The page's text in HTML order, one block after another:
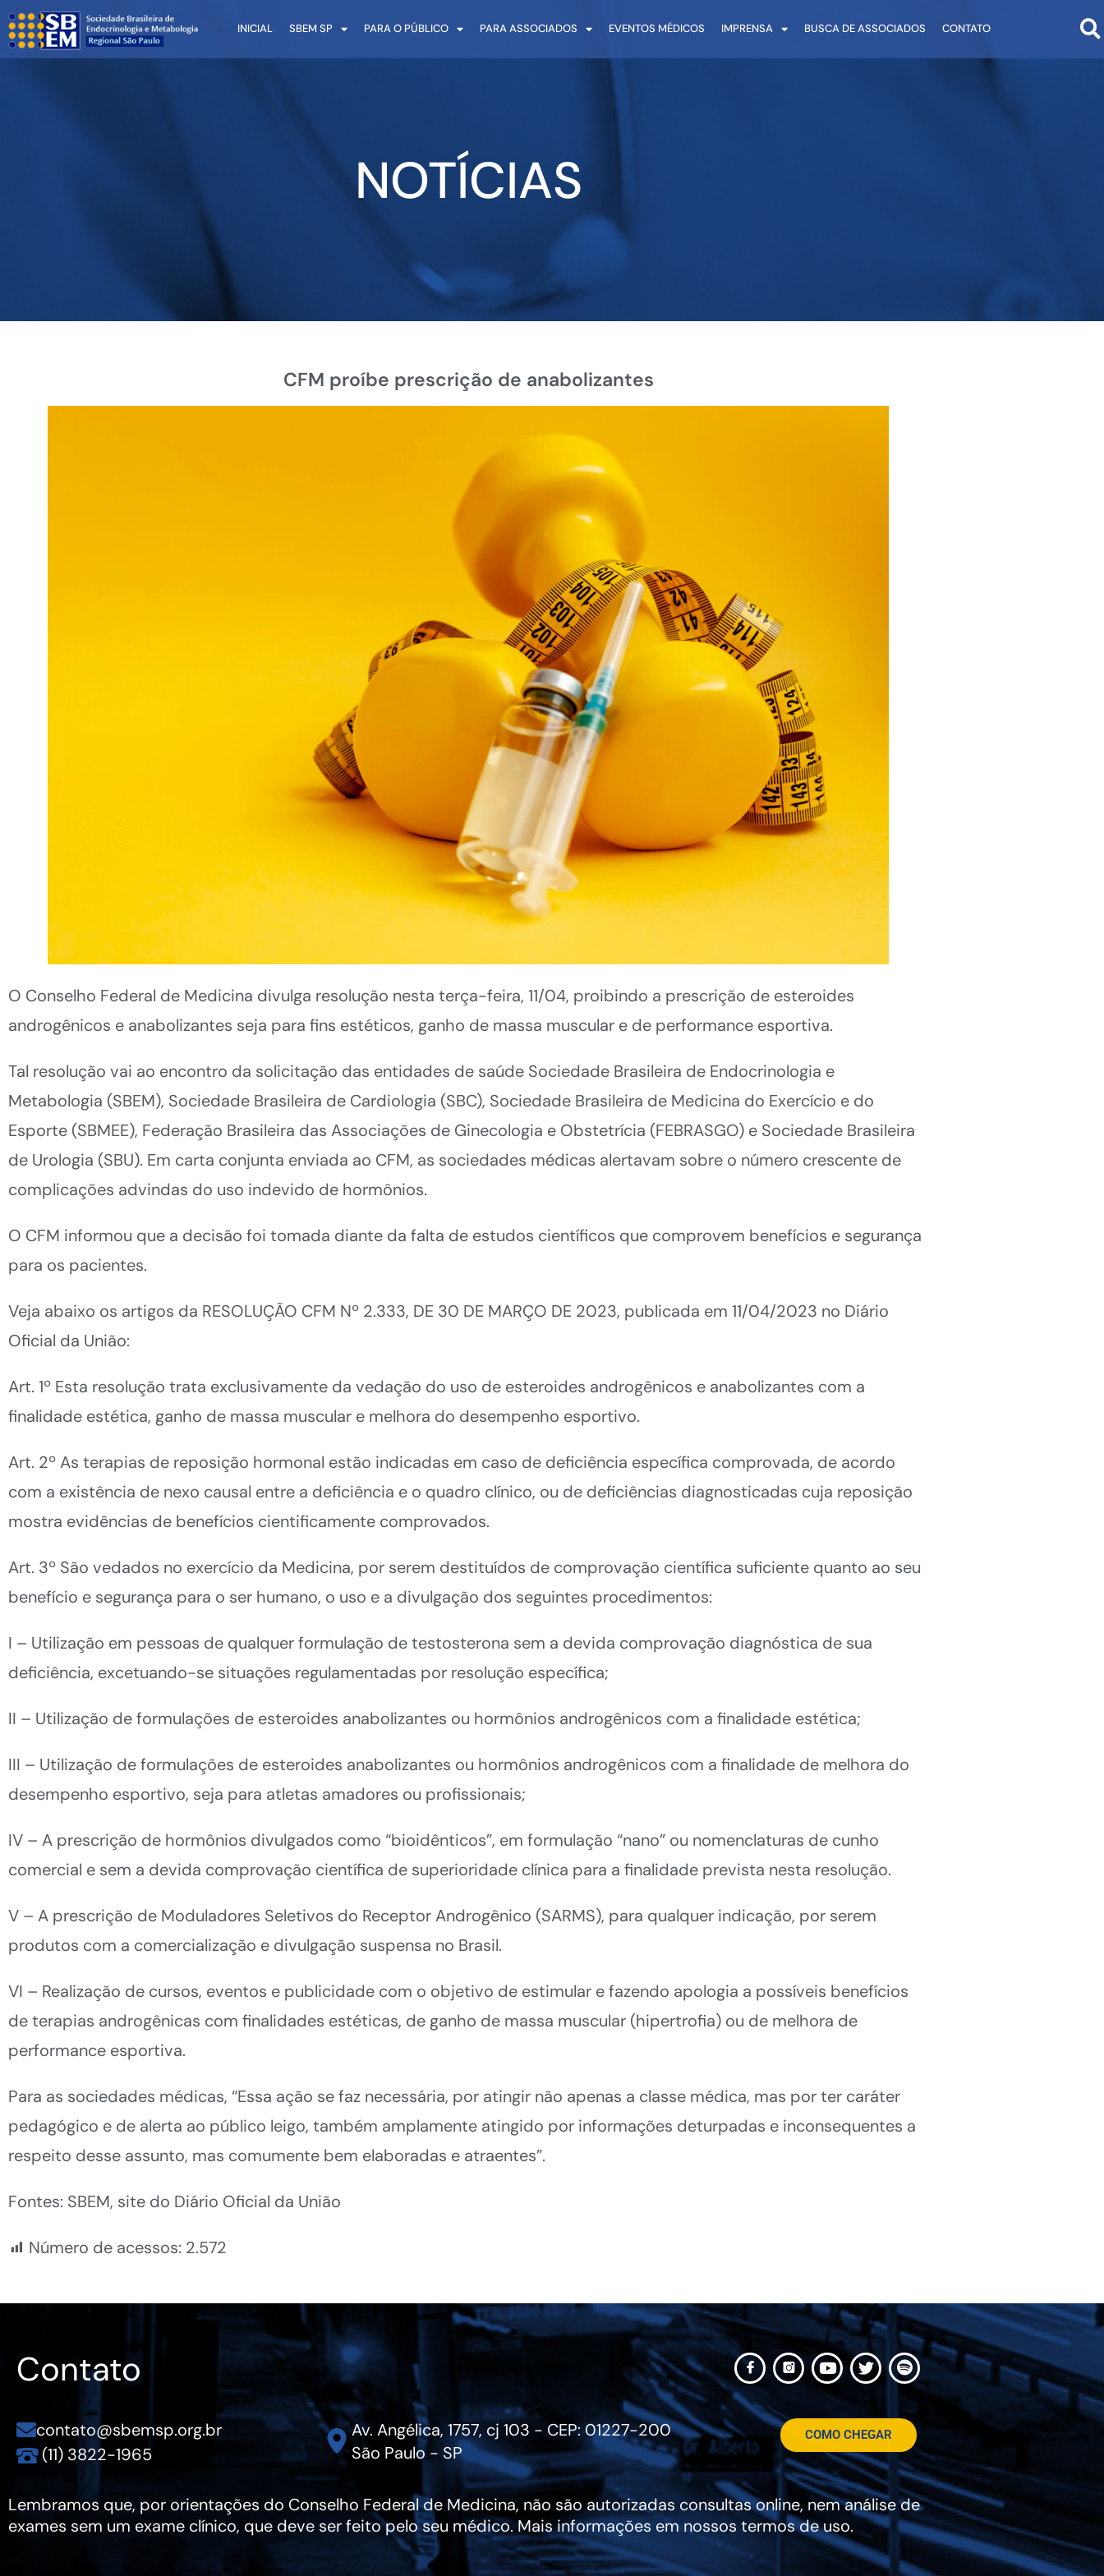
INICIAL SBEM SP PARA O PÚBLICO PARA ASSOCIADOS EVENTOS MÉDICOS IMPRENSA BUSCA DE ASSOCIADOS CONTATO
NOTÍCIAS
CFM proíbe prescrição de anabolizantes
O Conselho Federal de Medicina divulga resolução nesta terça-feira, 11/04, proibindo a prescrição de esteroides
androgênicos e anabolizantes seja para fins estéticos, ganho de massa muscular e de performance esportiva.
Tal resolução vai ao encontro da solicitação das entidades de saúde Sociedade Brasileira de Endocrinologia e
Metabologia (SBEM), Sociedade Brasileira de Cardiologia (SBC), Sociedade Brasileira de Medicina do Exercício e do
Esporte (SBMEE), Federação Brasileira das Associações de Ginecologia e Obstetrícia (FEBRASGO) e Sociedade Brasileira
de Urologia (SBU). Em carta conjunta enviada ao CFM, as sociedades médicas alertavam sobre o número crescente de
complicações advindas do uso indevido de hormônios.
O CFM informou que a decisão foi tomada diante da falta de estudos científicos que comprovem benefícios e segurança
para os pacientes.
Veja abaixo os artigos da RESOLUÇÃO CFM Nº 2.333, DE 30 DE MARÇO DE 2023, publicada em 11/04/2023 no Diário
Oficial da União:
Art. 1º Esta resolução trata exclusivamente da vedação do uso de esteroides androgênicos e anabolizantes com a
finalidade estética, ganho de massa muscular e melhora do desempenho esportivo.
Art. 2º As terapias de reposição hormonal estão indicadas em caso de deficiência específica comprovada, de acordo
com a existência de nexo causal entre a deficiência e o quadro clínico, ou de deficiências diagnosticadas cuja reposição
mostra evidências de benefícios cientificamente comprovados.
Art. 3º São vedados no exercício da Medicina, por serem destituídos de comprovação científica suficiente quanto ao seu
benefício e segurança para o ser humano, o uso e a divulgação dos seguintes procedimentos:
I – Utilização em pessoas de qualquer formulação de testosterona sem a devida comprovação diagnóstica de sua
deficiência, excetuando-se situações regulamentadas por resolução específica;
II – Utilização de formulações de esteroides anabolizantes ou hormônios androgênicos com a finalidade estética;
III – Utilização de formulações de esteroides anabolizantes ou hormônios androgênicos com a finalidade de melhora do
desempenho esportivo, seja para atletas amadores ou profissionais;
IV – A prescrição de hormônios divulgados como “bioidênticos”, em formulação “nano” ou nomenclaturas de cunho
comercial e sem a devida comprovação científica de superioridade clínica para a finalidade prevista nesta resolução.
V – A prescrição de Moduladores Seletivos do Receptor Androgênico (SARMS), para qualquer indicação, por serem
produtos com a comercialização e divulgação suspensa no Brasil.
VI – Realização de cursos, eventos e publicidade com o objetivo de estimular e fazendo apologia a possíveis benefícios
de terapias androgênicas com finalidades estéticas, de ganho de massa muscular (hipertrofia) ou de melhora de
performance esportiva.
Para as sociedades médicas, “Essa ação se faz necessária, por atingir não apenas a classe médica, mas por ter caráter
pedagógico e de alerta ao público leigo, também amplamente atingido por informações deturpadas e inconsequentes a
respeito desse assunto, mas comumente bem elaboradas e atraentes”.
Fontes: SBEM, site do Diário Oficial da União
Número de acessos: 2.572
Contato
contato@sbemsp.org.br
(11) 3822-1965
Av. Angélica, 1757, cj 103 - CEP: 01227-200
São Paulo - SP
COMO CHEGAR
Lembramos que, por orientações do Conselho Federal de Medicina, não são autorizadas consultas online, nem análise de
exames sem um exame clínico, que deve ser feito pelo seu médico. Mais informações em nossos termos de uso.